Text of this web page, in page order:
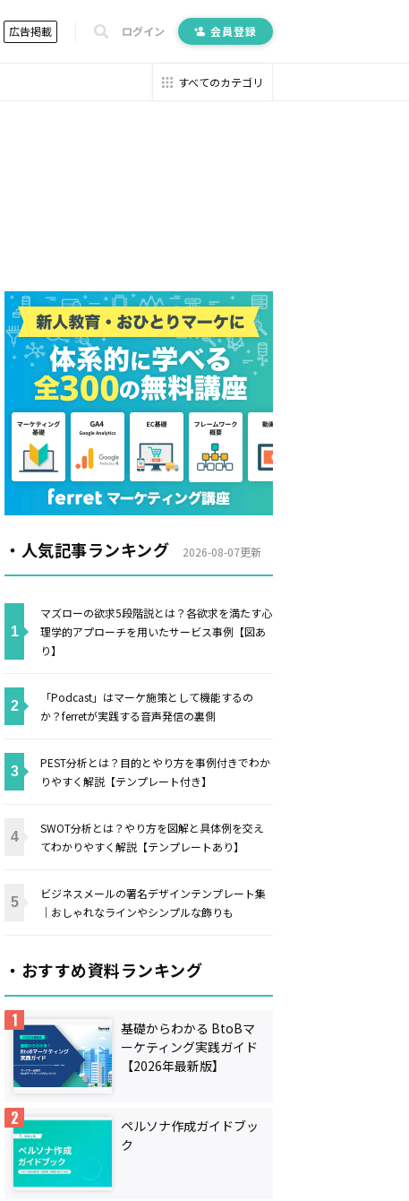
広告掲載 ログイン 会員登録
すべてのカテゴリ
・人気記事ランキング 2026-08-07更新
マズローの欲求5段階説とは？各欲求を満たす心
理学的アプローチを用いたサービス事例【図あ
り】
「Podcast」はマーケ施策として機能するの
か？ferretが実践する音声発信の裏側
PEST分析とは？目的とやり方を事例付きでわか
りやすく解説【テンプレート付き】
SWOT分析とは？やり方を図解と具体例を交え
てわかりやすく解説【テンプレートあり】
ビジネスメールの署名デザインテンプレート集
｜おしゃれなラインやシンプルな飾りも
・おすすめ資料ランキング
基礎からわかる BtoBマ
ーケティング実践ガイド
【2026年最新版】
ペルソナ作成ガイドブッ
ク